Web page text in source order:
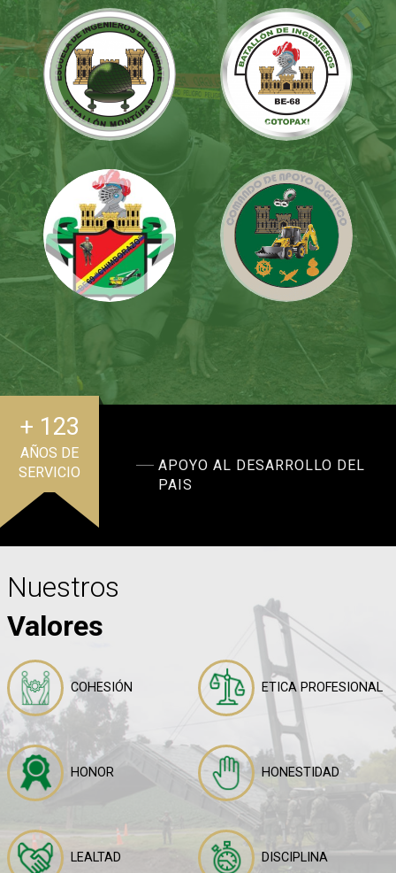
+ 123
AÑOS DE
SERVICIO
APOYO AL DESARROLLO DEL
PAIS
Nuestros
Valores
COHESIÓN ETICA PROFESIONAL
HONOR HONESTIDAD
LEALTAD DISCIPLINA